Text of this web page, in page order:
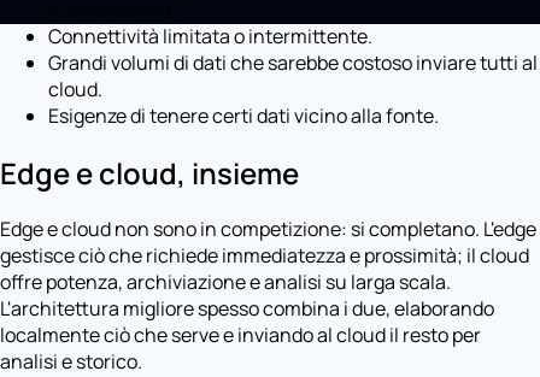
Connettività limitata o intermittente.
Grandi volumi di dati che sarebbe costoso inviare tutti al
cloud.
Esigenze di tenere certi dati vicino alla fonte.
Edge e cloud, insieme
Edge e cloud non sono in competizione: si completano. L'edge
gestisce ciò che richiede immediatezza e prossimità; il cloud
offre potenza, archiviazione e analisi su larga scala.
L'architettura migliore spesso combina i due, elaborando
localmente ciò che serve e inviando al cloud il resto per
analisi e storico.